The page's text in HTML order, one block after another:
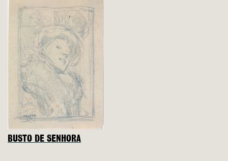
BUSTO DE SENHORA